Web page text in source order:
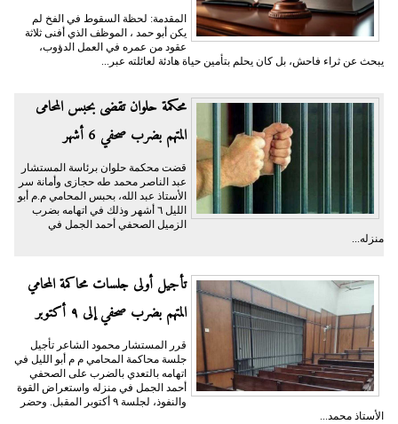
المقدمة: لحظة السقوط في الفخ لم
يكن أبو حمد ، الموظف الذي أفنى ثلاثة
عقود من عمره في العمل الدؤوب،
يبحث عن ثراء فاحش، بل كان يحلم بتأمين حياة هادئة لعائلته عبر...
محكمة حلوان تقضى بحبس المحامى
المتهم بضرب صحفي 6 أشهر
قضت محكمة حلوان برئاسة المستشار
عبد الناصر محمد طه حجازى وأمانة سر
الأستاذ عبد الله، بحبس المحامي م.م أبو
الليل ٦ أشهر وذلك في اتهامه بضرب
الزميل الصحفي أحمد الجمل في
منزله...
تأجيل أولى جلسات محاكمة المحامي
المتهم بضرب صحفي إلى ٩ أكتوبر
قرر المستشار محمود الشاعر تأجيل
جلسة محاكمة المحامي م م أبو الليل في
اتهامه بالتعدي بالضرب على الصحفي
أحمد الجمل في منزله واستعراض القوة
والنفوذ، لجلسة ٩ أكتوبر المقبل. وحضر
الأستاذ محمد...